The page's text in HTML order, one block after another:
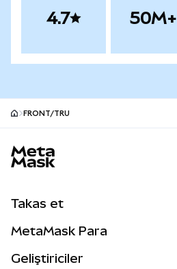
4.7 50M+
FRONT/TRU
Takas et
MetaMask Para
Geliştiriciler